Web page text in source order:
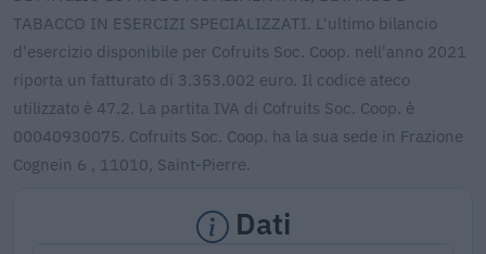
TABACCO IN ESERCIZI SPECIALIZZATI. L'ultimo bilancio
d'esercizio disponibile per Cofruits Soc. Coop. nell'anno 2021
riporta un fatturato di 3.353.002 euro. Il codice ateco
utilizzato è 47.2. La partita IVA di Cofruits Soc. Coop. è
00040930075. Cofruits Soc. Coop. ha la sua sede in Frazione
Cognein 6 , 11010, Saint-Pierre.
Dati